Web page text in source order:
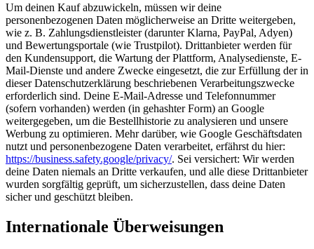
Um deinen Kauf abzuwickeln, müssen wir deine
personenbezogenen Daten möglicherweise an Dritte weitergeben,
wie z. B. Zahlungsdienstleister (darunter Klarna, PayPal, Adyen)
und Bewertungsportale (wie Trustpilot). Drittanbieter werden für
den Kundensupport, die Wartung der Plattform, Analysedienste, E-
Mail-Dienste und andere Zwecke eingesetzt, die zur Erfüllung der in
dieser Datenschutzerklärung beschriebenen Verarbeitungszwecke
erforderlich sind. Deine E-Mail-Adresse und Telefonnummer
(sofern vorhanden) werden (in gehashter Form) an Google
weitergegeben, um die Bestellhistorie zu analysieren und unsere
Werbung zu optimieren. Mehr darüber, wie Google Geschäftsdaten
nutzt und personenbezogene Daten verarbeitet, erfährst du hier:
https://business.safety.google/privacy/. Sei versichert: Wir werden
deine Daten niemals an Dritte verkaufen, und alle diese Drittanbieter
wurden sorgfältig geprüft, um sicherzustellen, dass deine Daten
sicher und geschützt bleiben.
Internationale Überweisungen